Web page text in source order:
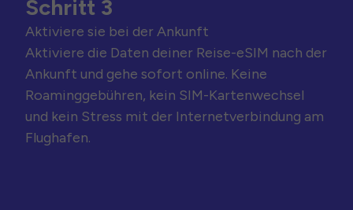
Schritt 3
Aktiviere sie bei der Ankunft
Aktiviere die Daten deiner Reise-eSIM nach der
Ankunft und gehe sofort online. Keine
Roaminggebühren, kein SIM-Kartenwechsel
und kein Stress mit der Internetverbindung am
Flughafen.